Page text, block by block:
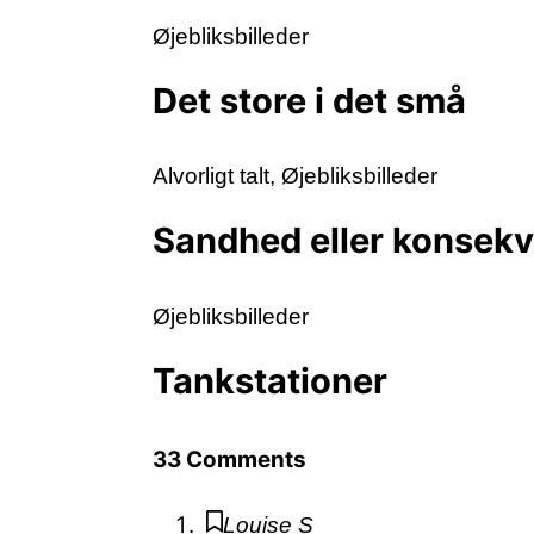
Øjebliksbilleder
Det store i det små
Alvorligt talt, Øjebliksbilleder
Sandhed eller
Øjebliksbilleder
Tankstationer
33 Comments
Louise S